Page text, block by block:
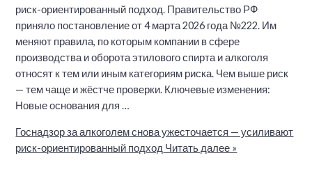
риск-ориентированный подход. Правительство РФ
приняло постановление от 4 марта 2026 года №222. Им
меняют правила, по которым компании в сфере
производства и оборота этилового спирта и алкоголя
относят к тем или иным категориям риска. Чем выше риск
— тем чаще и жёстче проверки. Ключевые изменения:
Новые основания для …
Госнадзор за алкоголем снова ужесточается — усиливают
риск-ориентированный подход Читать далее »